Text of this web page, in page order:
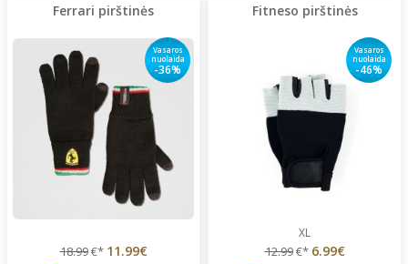
Ferrari pirštinės
Vasaros
nuolaida
-36%
18.99€* 11.99€
Fitneso pirštinės
Vasaros
nuolaida
-46%
XL
12.99€* 6.99€